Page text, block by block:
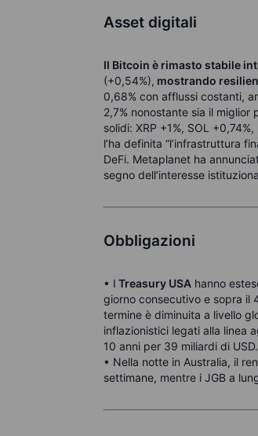
Asset digitali
Il Bitcoin è rimasto stabile
(+0,54%), mostrando
0,68% con afflussi costanti,
2,7% nonostante sia il
solidi: XRP +1%, SOL
l’ha definita “l’infrastruttura
DeFi. Metaplanet ha
segno dell’interesse
Obbligazioni
• I Treasury USA hanno
giorno consecutivo e sopra il
termine è diminuita a livello
inflazionistici legati alla linea
10 anni per 39 miliardi di USD.
• Nella notte in Australia, il
settimane, mentre i JGB a